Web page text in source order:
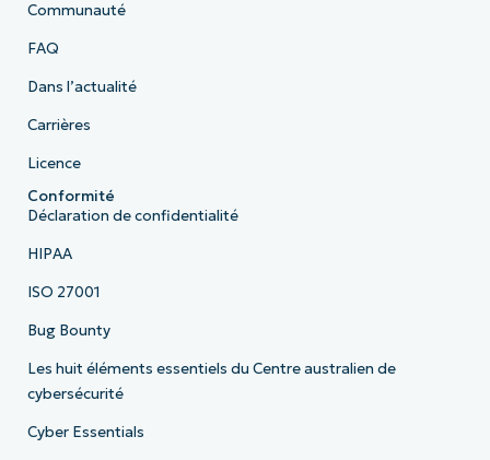
Communauté
FAQ
Dans l’actualité
Carrières
Licence
Conformité
Déclaration de confidentialité
HIPAA
ISO 27001
Bug Bounty
Les huit éléments essentiels du Centre australien de
cybersécurité
Cyber Essentials